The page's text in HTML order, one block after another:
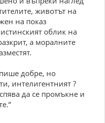
животът на
на показ
облик на
а моралните
добре, но
интелигентният ?
да се промъкне и